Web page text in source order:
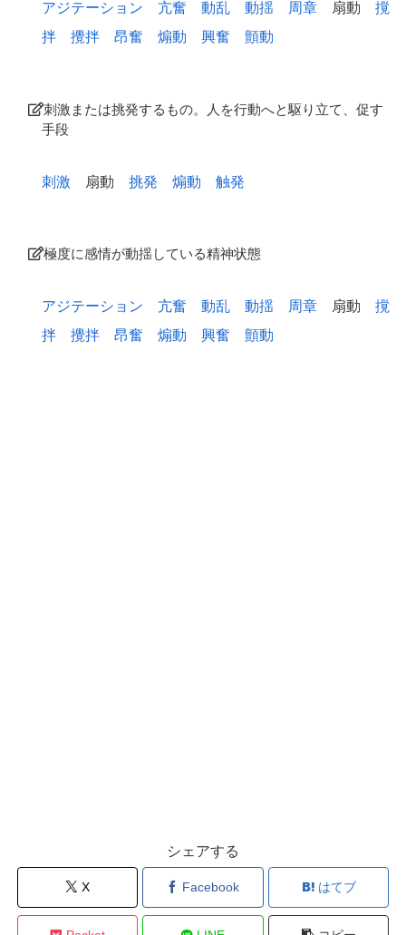
アジテーション 亢奮 動乱 動揺 周章 扇動 撹
拌
攪拌 昂奮 煽動 興奮 顫動
刺激または挑発するもの。人を行動へと駆り立て、促す
手段
刺激 扇動 挑発 煽動 触発
極度に感情が動揺している精神状態
アジテーション 亢奮 動乱 動揺 周章 扇動 撹
拌
攪拌 昂奮 煽動 興奮 顫動
シェアする
X Facebook はてブ